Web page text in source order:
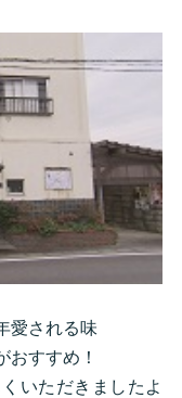
愛される味
おすすめ！
いただきましたよ